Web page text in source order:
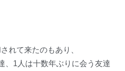
れて来たのもあり、
、1人は十数年ぶりに会う友達